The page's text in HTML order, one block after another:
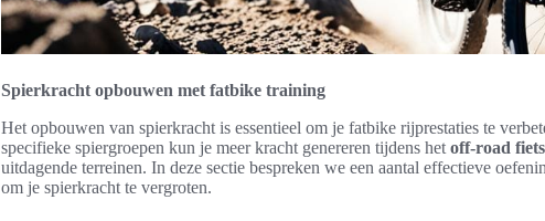
Spierkracht opbouwen met fatbike training
Het opbouwen van spierkracht is essentieel om je fatbike rijprestaties te
specifieke spiergroepen kun je meer kracht genereren tijdens het off-road
uitdagende terreinen. In deze sectie bespreken we een aantal effectieve
om je spierkracht te vergroten.